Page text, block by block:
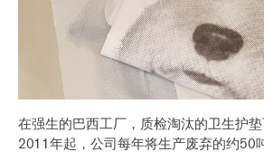
在强生的巴西工厂，质检淘汰的卫生护垫
2011年起，公司每年将生产废弃的约50